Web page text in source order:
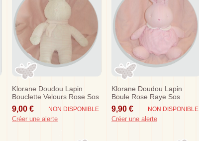
Klorane Doudou Lapin
Bouclette Velours Rose Sos
9,00 € NON DISPONIBLE
Créer une alerte
Klorane Doudou Lapin
Boule Rose Raye Sos
9,90 € NON DISPONIBLE
Créer une alerte